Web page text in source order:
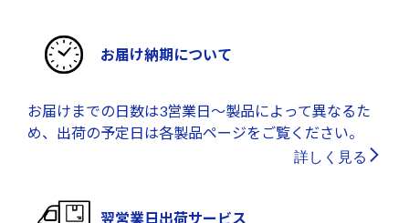
お届け納期について
お届けまでの日数は3営業日～製品によって異なるた
め、出荷の予定日は各製品ページをご覧ください。
詳しく見る
翌営業日出荷サービス